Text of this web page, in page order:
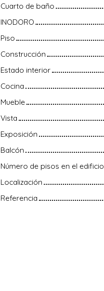
Cuarto de baño
INODORO
Piso
Construcción
Estado interior
Cocina
Mueble
Vista
Exposición
Balcón
Número de pisos en el edificio
Localización
Referencia